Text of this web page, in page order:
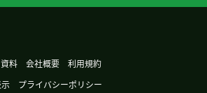
好久不见了！天气越来越热，请
本へも伝来し、まれに 仔牛（こ
いぬ） 仔猫（こねこ） など
料 会社概要
利用規約
プライバシーポリシー